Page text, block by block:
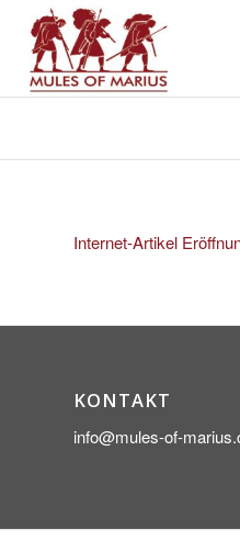
Internet-Artikel
KONTAKT
info@mules-of-